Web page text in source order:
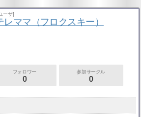
ーザ]
レママ（フロクスキー）
フォロワー
0
参加サークル
0